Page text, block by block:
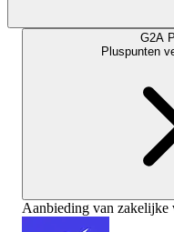
G2A
Pluspunten
Aanbieding van zakelijke